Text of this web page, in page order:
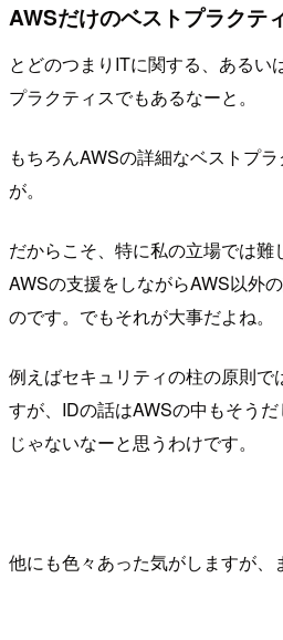
AWSだけのベストプラクテ
とどのつまりITに関する、あるい
プラクティスでもあるなーと。
もちろんAWSの詳細なベストプ
が。
だからこそ、特に私の立場では難
AWSの支援をしながらAWS以外
のです。でもそれが大事だよね。
例えばセキュリティの柱の原則で
すが、IDの話はAWSの中もそう
じゃないなーと思うわけです。
他にも色々あった気がしますが、